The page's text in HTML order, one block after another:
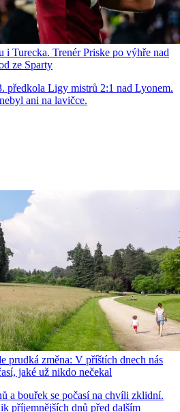
i Turecka. Trenér Priske po výhře nad
ze Sparty
předkola Ligy mistrů 2:1 nad Lyonem.
ani na lavičce.
prudká změna: V příštích dnech nás
jaké už nikdo nečekal
a bouřek se počasí na chvíli zklidní.
příjemnějších dnů před dalším